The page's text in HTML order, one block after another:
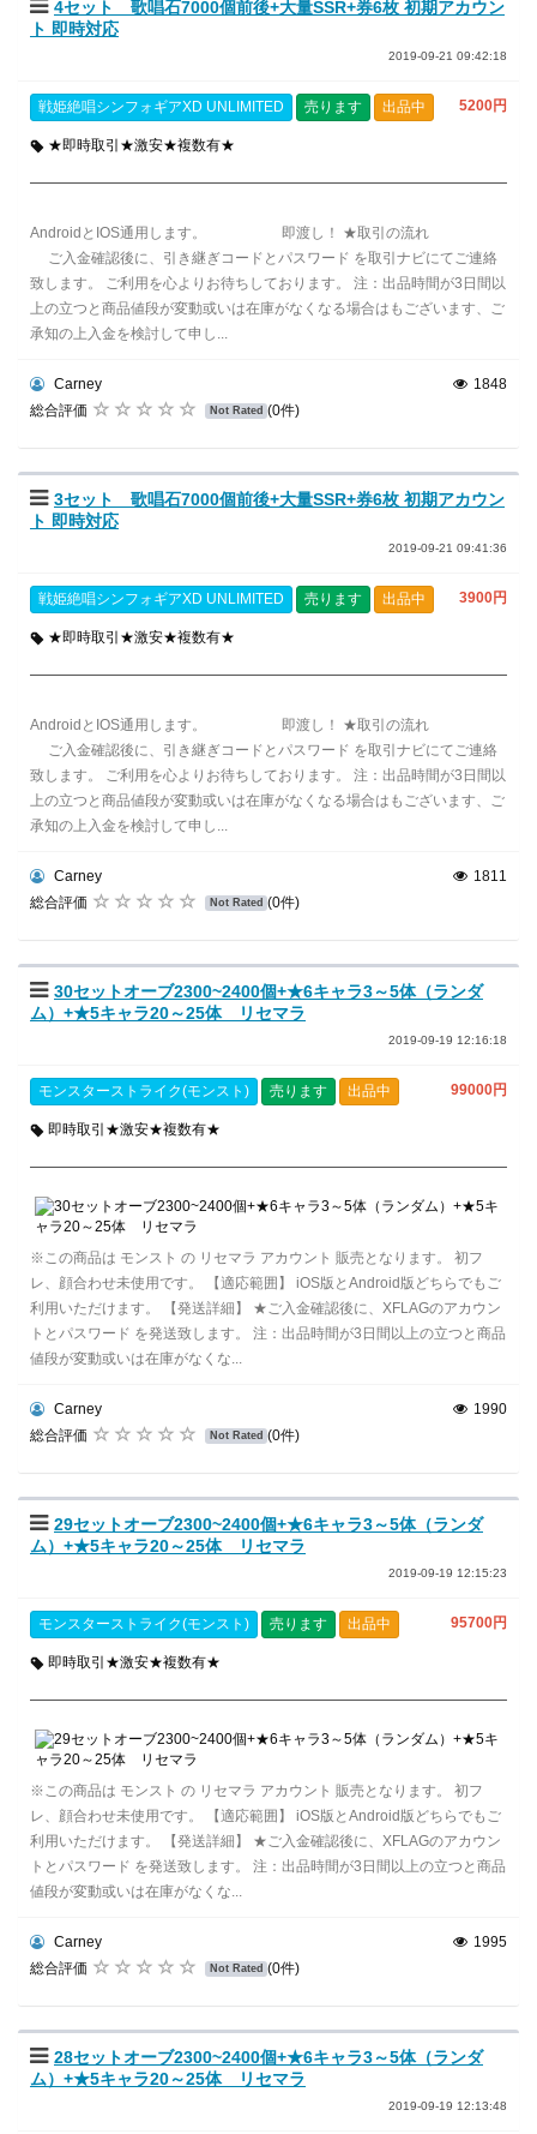
4セット 歌唱石7000個前後+大量SSR+券6枚 初期アカウン
ト 即時対応
2019-09-21 09:42:18
戦姫絶唱シンフォギアXD UNLIMITED 売ります 出品中 5200円
★即時取引★激安★複数有★
AndroidとIOS通用します。 即渡し！ ★取引の流れ
ご入金確認後に、引き継ぎコードとパスワード を取引ナビにてご連絡
致します。 ご利用を心よりお待ちしております。 注：出品時間が3日間以
上の立つと商品値段が変動或いは在庫がなくなる場合はもございます、ご
承知の上入金を検討して申し...
Carney
総合評価
Not Rated (0件)
1848
3セット 歌唱石7000個前後+大量SSR+券6枚 初期アカウン
ト 即時対応
2019-09-21 09:41:36
戦姫絶唱シンフォギアXD UNLIMITED 売ります 出品中 3900円
★即時取引★激安★複数有★
AndroidとIOS通用します。 即渡し！ ★取引の流れ
ご入金確認後に、引き継ぎコードとパスワード を取引ナビにてご連絡
致します。 ご利用を心よりお待ちしております。 注：出品時間が3日間以
上の立つと商品値段が変動或いは在庫がなくなる場合はもございます、ご
承知の上入金を検討して申し...
Carney
総合評価
Not Rated (0件)
1811
30セットオーブ2300~2400個+★6キャラ3～5体（ランダ
ム）+★5キャラ20～25体 リセマラ
2019-09-19 12:16:18
モンスターストライク(モンスト) 売ります 出品中 99000円
即時取引★激安★複数有★
※この商品は モンスト の リセマラ アカウント 販売となります。 初フ
レ、顔合わせ未使用です。 【適応範囲】 iOS版とAndroid版どちらでもご
利用いただけます。 【発送詳細】 ★ご入金確認後に、XFLAGのアカウン
トとパスワード を発送致します。 注：出品時間が3日間以上の立つと商品
値段が変動或いは在庫がなくな...
Carney
総合評価
Not Rated (0件)
1990
29セットオーブ2300~2400個+★6キャラ3～5体（ランダ
ム）+★5キャラ20～25体 リセマラ
2019-09-19 12:15:23
モンスターストライク(モンスト) 売ります 出品中 95700円
即時取引★激安★複数有★
※この商品は モンスト の リセマラ アカウント 販売となります。 初フ
レ、顔合わせ未使用です。 【適応範囲】 iOS版とAndroid版どちらでもご
利用いただけます。 【発送詳細】 ★ご入金確認後に、XFLAGのアカウン
トとパスワード を発送致します。 注：出品時間が3日間以上の立つと商品
値段が変動或いは在庫がなくな...
Carney
総合評価
Not Rated (0件)
1995
28セットオーブ2300~2400個+★6キャラ3～5体（ランダ
ム）+★5キャラ20～25体 リセマラ
2019-09-19 12:13:48